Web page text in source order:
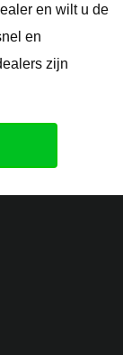
en wilt u de
en
zijn